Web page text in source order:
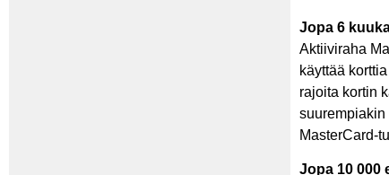
Jopa 6
Aktiiviraha
käyttää
rajoita kortin
MasterCard-
Jopa 10 000